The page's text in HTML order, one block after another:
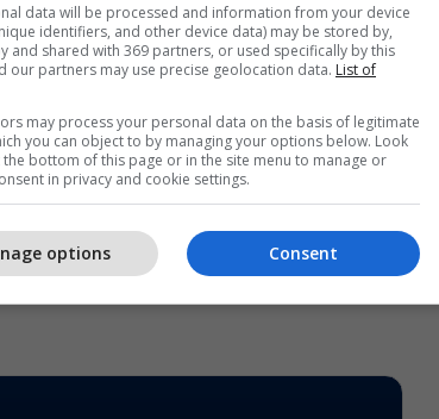
20:45
data will be processed and information from your device
identifiers, and other device data) may be stored by,
and shared with 369 partners, or used specifically by this
our partners may use precise geolocation data. List of
may process your personal data on the basis of legitimate
you can object to by managing your options below. Look
bottom of this page or in the site menu to manage or
in privacy and cookie settings.
Consent
options